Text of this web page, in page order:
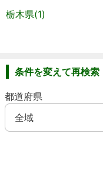
栃木県(1)
条件を変えて再検索
都道府県